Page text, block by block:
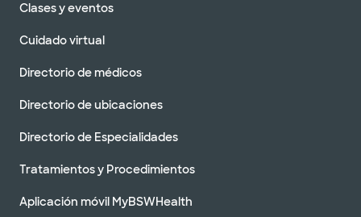
Clases y eventos
Cuidado virtual
Directorio de médicos
Directorio de ubicaciones
Directorio de Especialidades
Tratamientos y Procedimientos
Aplicación móvil MyBSWHealth